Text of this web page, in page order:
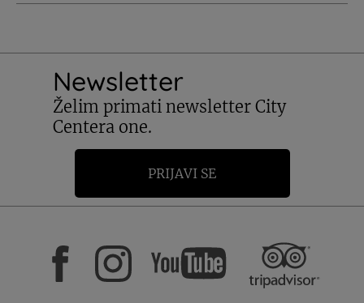
Newsletter
Želim primati newsletter City
Centera one.
PRIJAVI SE